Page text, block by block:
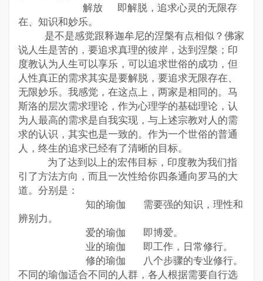
解放 即解脱，追求心灵的无限存
在、知识和妙乐。
是不是感觉跟释迦牟尼的涅槃有点相似？佛家
说人生是苦的，要追求真理的彼岸，达到涅槃；印
度教认为人生可以享乐，可以追求世俗的成功，但
人性真正的需求其实是要解脱，要追求无限存在、
无限妙乐。我感觉，在这点上，两家是相同的。马
斯洛的层次需求理论，作为心理学的基础理论，认
为人最高的需求是自我实现，与上述宗教对人的需
求的认识，其实也是一致的。作为一个世俗的普通
人，终生的追求已经有了清晰的目标。
为了达到以上的宏伟目标，印度教为我们指
引了方法方向，而且一次性给你四条通向罗马的大
道。分别是：
知的瑜伽 需要强的知识，理性和
辨别力。
爱的瑜伽 即博爱。
业的瑜伽 即工作，日常修行。
修的瑜伽 八个步骤的专业修行。
不同的瑜伽适合不同的人群，各人根据需要自行选